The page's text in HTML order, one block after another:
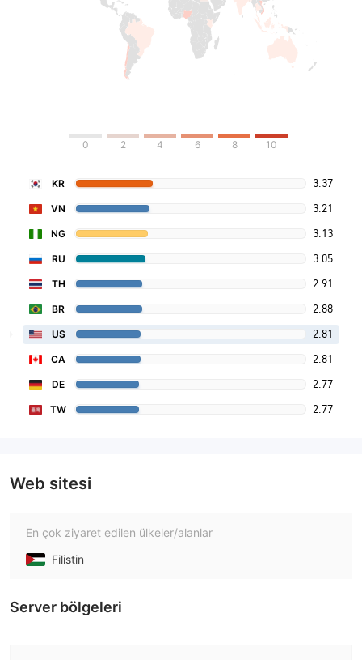
0 2 4 6 8 10
KR 3.37
VN 3.21
NG 3.13
RU 3.05
TH 2.91
BR 2.88
US 2.81
CA 2.81
DE 2.77
TW 2.77
Web sitesi
En çok ziyaret edilen ülkeler/alanlar
Filistin
Server bölgeleri